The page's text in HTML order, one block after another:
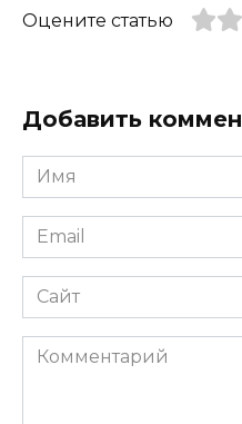
Оцените статью
Добавить
Имя
*
Email
*
Сайт
Комментарий